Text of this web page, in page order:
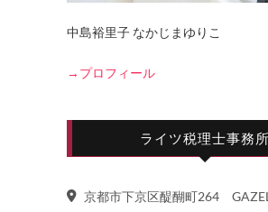
中島裕里子 なかじまゆりこ
→プロフィール
ライツ税理士事務所
京都市下京区醍醐町264